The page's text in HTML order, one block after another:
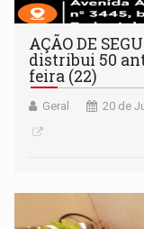
AÇÃO DE
distribui 50
feira (22)
Geral 20 de